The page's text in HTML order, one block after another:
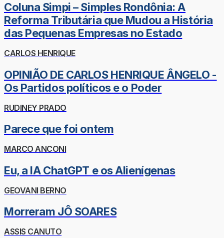
Coluna Simpi – Simples Rondônia: A
Reforma Tributária que Mudou a História
das Pequenas Empresas no Estado
CARLOS HENRIQUE
OPINIÃO DE CARLOS HENRIQUE ÂNGELO -
Os Partidos políticos e o Poder
RUDINEY PRADO
Parece que foi ontem
MARCO ANCONI
Eu, a IA ChatGPT e os Alienígenas
GEOVANI BERNO
Morreram JÔ SOARES
ASSIS CANUTO